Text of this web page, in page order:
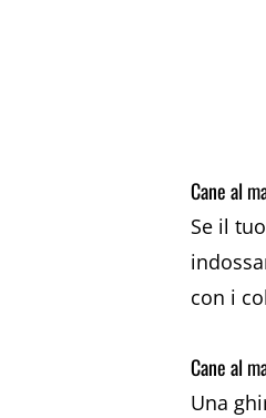
Cane al
Se il
con i
Cane al
Una